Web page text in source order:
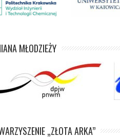
MŁODZIEŻY
„ZŁOTA ARKA”